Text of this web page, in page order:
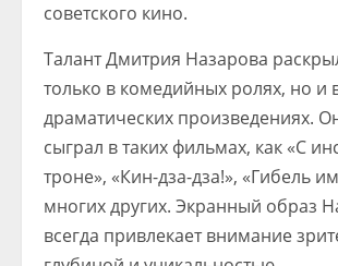
советского кино.
Талант Дмитрия Назарова
только в комедийных ролях, но и
драматических произведениях.
сыграл в таких фильмах, как «С
троне», «Кин-дза-дза!», «Гибель
многих других. Экранный образ
всегда привлекает внимание